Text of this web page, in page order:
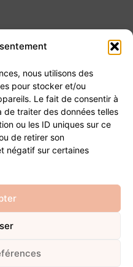
nous utilisons des
pour stocker et/ou
Le fait de consentir à
traiter des données telles
ou les ID uniques sur ce
de retirer son
négatif sur certaines
Wihr